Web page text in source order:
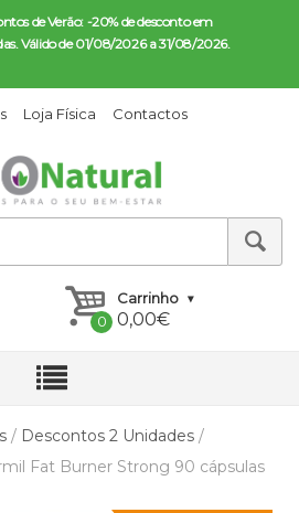
Loja Física Contactos
Carrinho
0,00€
/ Descontos 2 Unidades /
Fat Burner Strong 90 cápsulas
de Verão: -20% de desconto em
Válido de 01/08/2026 a 31/08/2026.